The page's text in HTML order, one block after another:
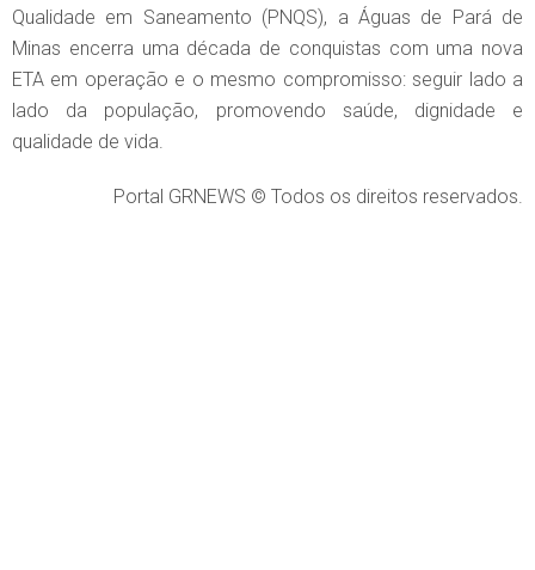
Qualidade em Saneamento (PNQS), a Águas de Pará de
Minas encerra uma década de conquistas com uma nova
ETA em operação e o mesmo compromisso: seguir lado a
lado da população, promovendo saúde, dignidade e
qualidade de vida.
Portal GRNEWS © Todos os direitos reservados.